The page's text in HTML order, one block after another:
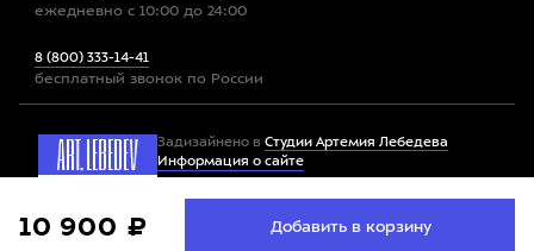
ежедневно с 10:00 до 24:00
8 (800) 333-14-41
бесплатный звонок по России
Задизайнено в Студии Артемия Лебедева
Информация о сайте
Все права защищены. 2012-2026 © Спорт-Марафон
сайтом, вы соглашаетесь с
условиями использования
Принять
10 900 ₽ Добавить в корзину